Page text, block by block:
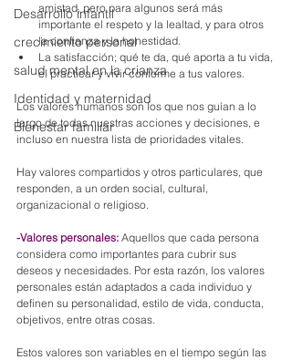
Desarrollo infantil
crecimiento personal
salud mental en la crianza
Identidad y maternidad
Bienestar familiar
amistad, pero para algunos será más
importante el respeto y la lealtad, y para otros
la confianza y la honestidad.
La satisfacción; qué te da, qué aporta a tu vida,
el practicar y vivir conforme a tus valores.
Los valores humanos son los que nos guían a lo
largo de todas nuestras acciones y decisiones, e
incluso en nuestra lista de prioridades vitales.
Hay valores compartidos y otros particulares, que
responden, a un orden social, cultural,
organizacional o religioso.
-Valores personales: Aquellos que cada persona
considera como importantes para cubrir sus
deseos y necesidades. Por esta razón, los valores
personales están adaptados a cada individuo y
definen su personalidad, estilo de vida, conducta,
objetivos, entre otras cosas.
Estos valores son variables en el tiempo según las